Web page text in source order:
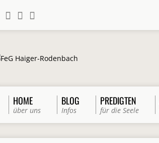
HOME
über uns
BLOG
Infos
PREDIGTEN
für die Seele